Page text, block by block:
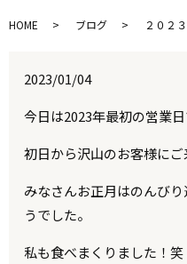
HOME ブログ ２０２
2023/01/04
今日は2023年最初の営業日
初日から沢山のお客様にご
みなさんお正月はのんび
うでした。
私も食べまくりました！笑